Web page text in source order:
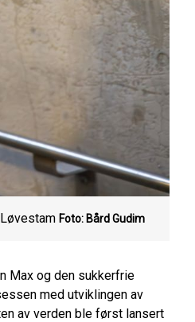
Foto: Bård Gudim
Max og den sukkerfrie
med utviklingen av
av verden ble først lansert